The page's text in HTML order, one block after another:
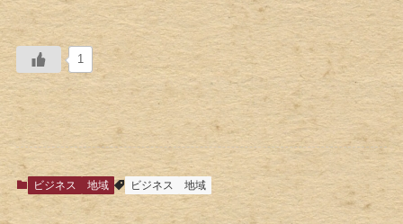
1
ビジネス 地域 ビジネス 地域